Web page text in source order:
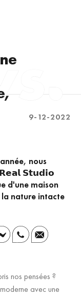
9-12-2022
nous
𝗦𝘁𝘂𝗱𝗶𝗼
d'une maison
nature intacte
nos pensées ?
avec une